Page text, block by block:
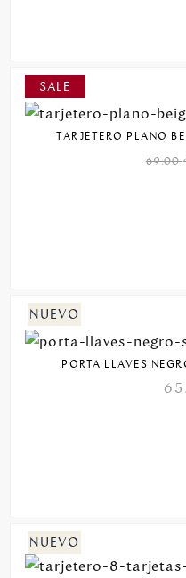
TARJETERO PLANO
69.00
PORTA LLAVES